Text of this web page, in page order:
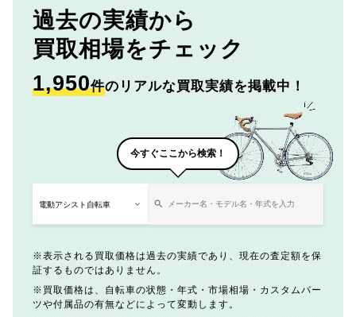
過去の実績から
買取相場をチェック
1,950件のリアルな買取実績を掲載中！
今すぐここから検索！
表示される買取価格は過去の実績であり、現在の査定額を保
証するものではありません。
買取価格は、自転車の状態・年式・市場相場・カスタムパー
ツや付属品の有無などによって変動します。